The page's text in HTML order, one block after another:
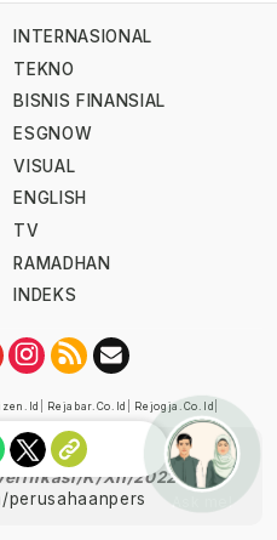
INTERNASIONAL
TEKNO
BISNIS FINANSIAL
ESGNOW
VISUAL
ENGLISH
TV
RAMADHAN
INDEKS
Rejabar.co.id Rejogja.co.id
oleh Dewan Pers
K/XII/2022
perusahaanpers
Ask me!